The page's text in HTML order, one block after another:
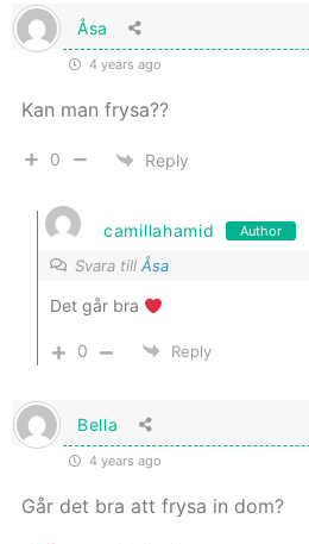
Åsa
4 years ago
Kan man frysa??
0 Reply
camillahamid Author
Svara till Åsa
Det går bra
0 Reply
Bella
4 years ago
Går det bra att frysa in dom?